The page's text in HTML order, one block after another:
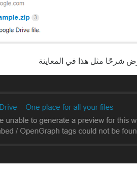
شرحًا مثل هذا في المعاينة